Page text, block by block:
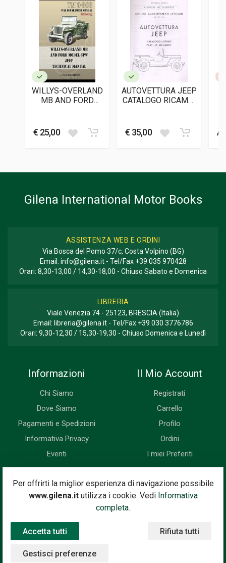
9781914929137
Herridge & Sons
LINGUA DEL TESTO
DATA DI STAMPA
21 x 28 x 2 cm
WILLYS-OVERLAND
MB AND FORD
- TM 9-803
€ 25,00
AUTOVETTURA JEEP
CATALOGO RICAMBI
€ 35,00
Per offrirti la miglior esperienza di navigazione possibile
www.gilena.itutilizza i cookie. Vedi Informativa
completa.
Accetta tutti Rifiuta tutti
Gestisci preferenze
Gilena International Motor Books
ASSISTENZA WEB E ORDINI
Via Bosca del Pomo 37/c, Costa Volpino (BG)
Email: info@gilena.it- Tel/Fax +39 035 970428
Orari: 8,30-13,00 / 14,30-18,00 - Chiuso Sabato e Domenica
LIBRERIA
Viale Venezia 74 - 25123, BRESCIA (Italia)
Email: libreria@gilena.it- Tel/Fax +39 030 3776786
Orari: 9,30-12,30 / 15,30-19,30 - Chiuso Domenica e Lunedì
Informazioni
Chi Siamo
Dove Siamo
Pagamenti e Spedizioni
Informativa Privacy
Eventi
Il Mio Account
Registrati
Carrello
Profilo
Ordini
I miei Preferiti
Newsletter
Iscriviti subito alla nostra newsletter. Riceverai prima di tutti le
novità, le offerte, i prossimi eventi...
Indirizzo Email
Iscriviti